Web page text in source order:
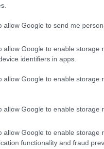
allow Google to send me
allow Google to enable storage
identifiers in apps.
allow Google to enable storage
allow Google to enable storage
allow Google to enable storage
functionality and fraud
που μαζεύουν
μην αφήνεις τα
να κρατάς το κεφάλι σου
σου
στην ανακούφιση των
σου ή